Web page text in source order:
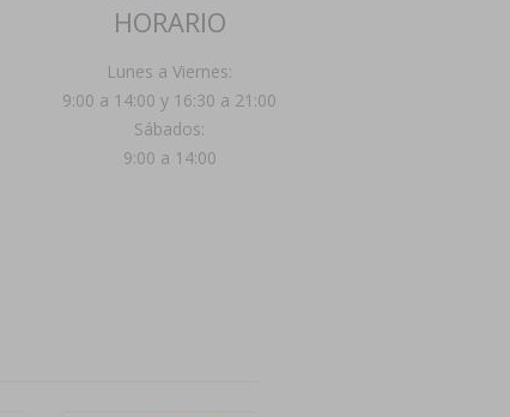
HORARIO
Lunes a Viernes:
9:00 a 14:00 y 16:30 a 21:00
Sábados:
9:00 a 14:00